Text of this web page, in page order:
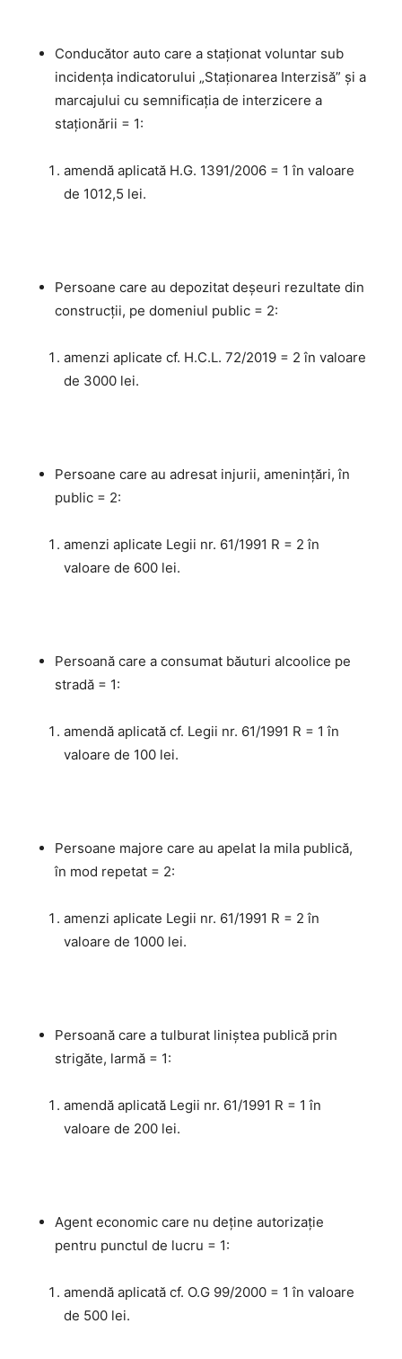
Conducător auto care a staționat voluntar sub
incidenţa indicatorului „Staționarea Interzisă” şi a
marcajului cu semnificaţia de interzicere a
staţionării = 1:
amendă aplicată H.G. 1391/2006 = 1 în valoare
de 1012,5 lei.
Persoane care au depozitat deșeuri rezultate din
construcții, pe domeniul public = 2:
amenzi aplicate cf. H.C.L. 72/2019 = 2 în valoare
de 3000 lei.
Persoane care au adresat injurii, amenințări, în
public = 2:
amenzi aplicate Legii nr. 61/1991 R = 2 în
valoare de 600 lei.
Persoană care a consumat băuturi alcoolice pe
stradă = 1:
amendă aplicată cf. Legii nr. 61/1991 R = 1 în
valoare de 100 lei.
Persoane majore care au apelat la mila publică,
în mod repetat = 2:
amenzi aplicate Legii nr. 61/1991 R = 2 în
valoare de 1000 lei.
Persoană care a tulburat liniștea publică prin
strigăte, larmă = 1:
amendă aplicată Legii nr. 61/1991 R = 1 în
valoare de 200 lei.
Agent economic care nu deține autorizație
pentru punctul de lucru = 1:
amendă aplicată cf. O.G 99/2000 = 1 în valoare
de 500 lei.